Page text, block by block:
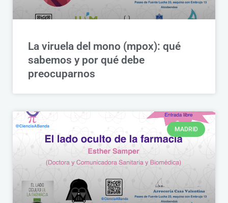
La viruela del mono (mpox): qué
sabemos y por qué debe
preocuparnos
MADRID